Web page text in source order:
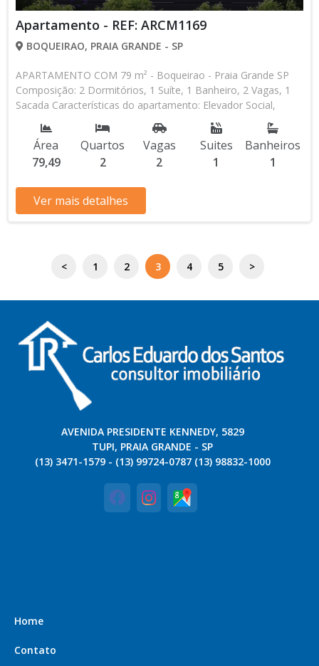
Apartamento - REF: ARCM1169
BOQUEIRAO, PRAIA GRANDE - SP
APARTAMENTO COM 79 m² - Boqueirao - Praia Grande SP
Composição: 2 Dormitórios, 1 Suíte, 1 Banheiro, 2 Vagas, 1
Sacada Características do apartamento: Elevador Social,
Elevador de Serviço, Acessibilidade, Portão Automático,
Interfone, Água Individual, Gás Encanado, Home Box, Piscina,
Piscina Infantil, Sauna, Salão de Jogos, Salão de Festas,
Espaço Kids, Espaço Gourmet, Academia, Churrasqueira,
Construtora Lançamento, Em Obras Entrada de R$
114.465,60 120 Parcelas Mensais de R$ 4.451,44 R$
aviso. Favor verificar entrando em contato com nossa equipe
Área
79,49
Quartos
2
Vagas
2
Suites
1
Banheiros
1
Ver mais detalhes
< 1 2 3 4 5 >
AVENIDA PRESIDENTE KENNEDY, 5829
TUPI, PRAIA GRANDE - SP
(13) 3471-1579 - (13) 99724-0787 (13) 98832-1000
Home
Contato